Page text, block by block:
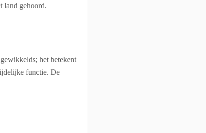
land gehoord.
het betekent
functie. De